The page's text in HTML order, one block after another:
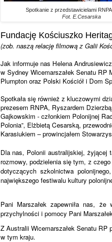
Spotkanie z przedstawicielami
Fot. E.Cesarska
Fundacjȩ Kościuszko
(zob. naszą relację filmową z Galii
Jak informuje nas Helena
w Sydney Wicemarszałek Senatu RP
Plumpton oraz Polski Kościół i Dom
Spotkała siȩ również z kluczowymi
prezesem RNPA, Ryszardem
Gajkowskim - członkiem Polonijnej
Polonia”, Elżbietą Cesarską,
Karasiukiem – prowincjałem
Dla nas, Polonii australijskiej, żyjącej
rozmowy, podzielenia się tym, z
dotyczących szkolnictwa
największego festiwalu kultury
Pani Marszałek zapewniła nas,
przychylności i pomocy Pani
Z Australii Wicemarszałek Senatu RP
w tym kraju.